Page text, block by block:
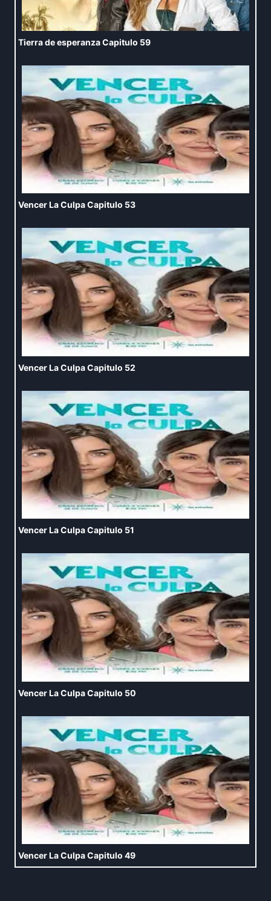
Tierra de esperanza Capitulo 59
Vencer La Culpa Capitulo 53
Vencer La Culpa Capitulo 52
Vencer La Culpa Capitulo 51
Vencer La Culpa Capitulo 50
Vencer La Culpa Capitulo 49